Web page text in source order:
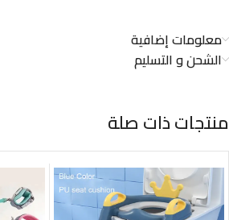
معلومات إضافية
الشحن و التسليم
منتجات ذات صلة